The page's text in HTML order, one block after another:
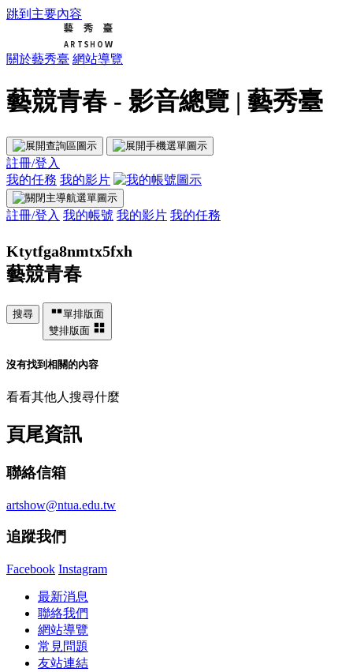
跳到主要內容
關於藝秀臺 網站導覽
藝競青春 - 影音總覽 | 藝秀臺
註冊/登入
我的任務 我的影片
註冊/登入 我的帳號 我的影片 我的任務
Ktytfga8nmtx5fxh
藝競青春
搜尋
單排版面
雙排版面
沒有找到相關的內容
看看其他人搜尋什麼
頁尾資訊
聯絡信箱
artshow@ntua.edu.tw
追蹤我們
Facebook Instagram
最新消息
聯絡我們
網站導覽
常見問題
友站連結